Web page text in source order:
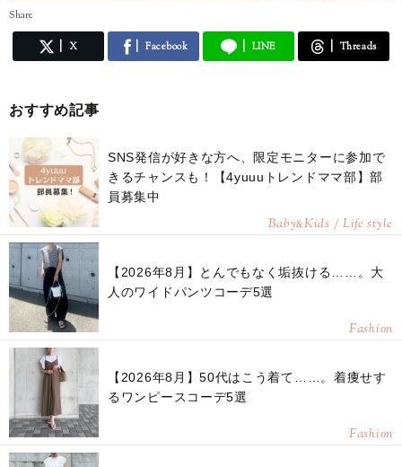
Share
X Facebook LINE Threads
おすすめ記事
SNS発信が好きな方へ、限定モニターに参加で
きるチャンスも！【4yuuuトレンドママ部】部
員募集中
Baby&Kids / Life style
【2026年8月】とんでもなく垢抜ける……。大
人のワイドパンツコーデ5選
Fashion
【2026年8月】50代はこう着て……。着痩せす
るワンピースコーデ5選
Fashion